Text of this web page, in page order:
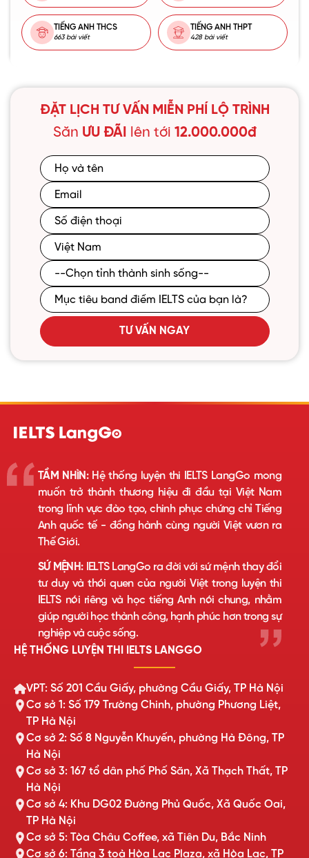
TIẾNG ANH THCS
663 bài viết
TIẾNG ANH THPT
428 bài viết
ĐẶT LỊCH TƯ VẤN MIỄN PHÍ LỘ TRÌNH
Săn ƯU ĐÃI lên tới 12.000.000đ
TƯ VẤN NGAY
TẦM NHÌN:Hệ thống luyện thi IELTS LangGo mong
muốn trở thành thương hiệu đi đầu tại Việt Nam
trong lĩnh vực đào tạo, chinh phục chứng chỉ Tiếng
Anh quốc tế - đồng hành cùng người Việt vươn ra
Thế Giới.
SỨ MỆNH:IELTS LangGo ra đời với sứ mệnh thay đổi
tư duy và thói quen của người Việt trong luyện thi
IELTS nói riêng và học tiếng Anh nói chung, nhằm
giúp người học thành công, hạnh phúc hơn trong sự
nghiệp và cuộc sống.
HỆ THỐNG LUYỆN THI IELTS LANGGO
VPT: Số 201 Cầu Giấy, phường Cầu Giấy, TP Hà Nội
Cơ sở 1: Số 179 Trường Chinh, phường Phương Liệt,
TP Hà Nội
Cơ sở 2: Số 8 Nguyễn Khuyến, phường Hà Đông, TP
Hà Nội
Cơ sở 3: 167 tổ dân phố Phố Săn, Xã Thạch Thất, TP
Hà Nội
Cơ sở 4: Khu DG02 Đường Phủ Quốc, Xã Quốc Oai,
TP Hà Nội
Cơ sở 5: Tòa Châu Coffee, xã Tiên Du, Bắc Ninh
Cơ sở 6: Tầng 3 toà Hòa Lạc Plaza, xã Hòa Lạc, TP